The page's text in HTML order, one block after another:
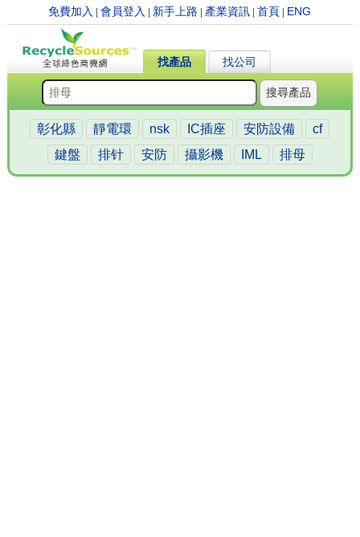
免費加入 |會員登入 新手上路 產業資訊 |首頁 ENG
找產品 找公司
搜尋產品
彰化縣 靜電環 nsk IC插座 安防設備
cf
鍵盤
排针 安防 攝影機 IML 排母